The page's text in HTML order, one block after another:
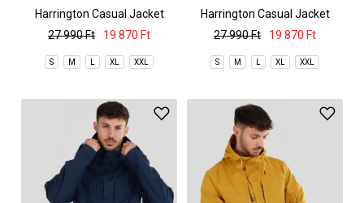
Harrington Casual Jacket
27 990 Ft
19 870 Ft
S M L XL XXL
Harrington Casual Jacket
27 990 Ft
19 870 Ft
S M L XL XXL